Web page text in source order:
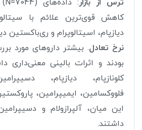
ترس از بازار
کاهش قوی‌ترین علائم با
دیازپام، اسیتالوپرام و
نرخ تعادل. بیشتر داروهای مورد
بودند و اثرات بالینی معنی‌داری
کلونازپام، دیازپام،
فلووکسامین، ایمیپرامین،
این میان، آلپرازولام و
داشتند.